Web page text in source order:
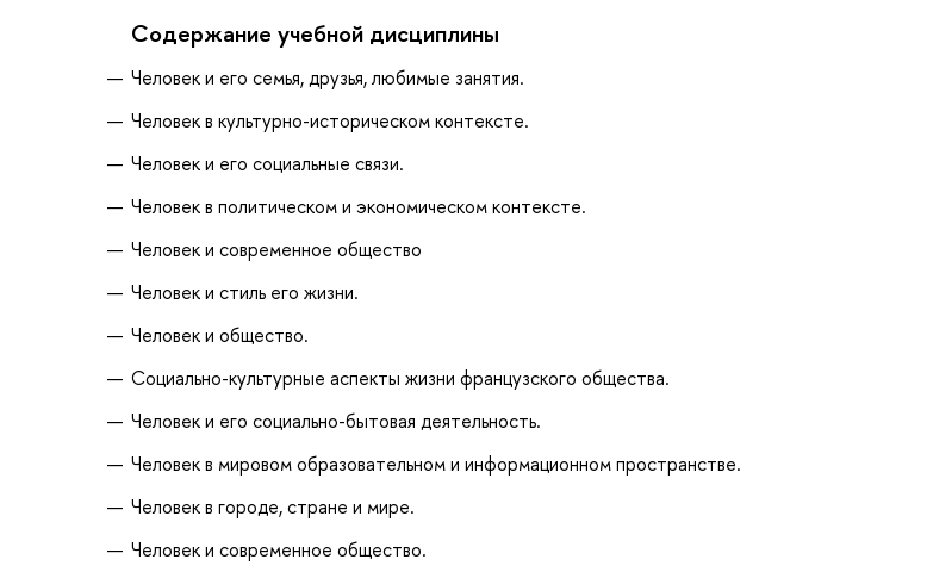
Содержание учебной дисциплины
Человек и его семья, друзья, любимые занятия.
Человек в культурно-историческом контексте.
Человек и его социальные связи.
Человек в политическом и экономическом контексте.
Человек и современное общество
Человек и стиль его жизни.
Человек и общество.
Социально-культурные аспекты жизни французского общества.
Человек и его социально-бытовая деятельность.
Человек в мировом образовательном и информационном пространстве.
Человек в городе, стране и мире.
Человек и современное общество.